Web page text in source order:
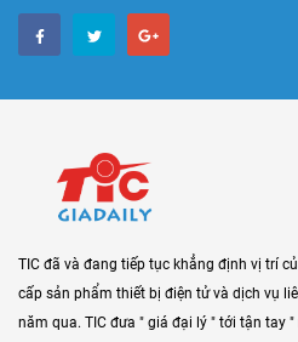
TIC đã và đang tiếp tục khẳng định vị trí
cấp sản phẩm thiết bị điện tử và dịch vụ
năm qua. TIC đưa " giá đại lý " tới tận tay